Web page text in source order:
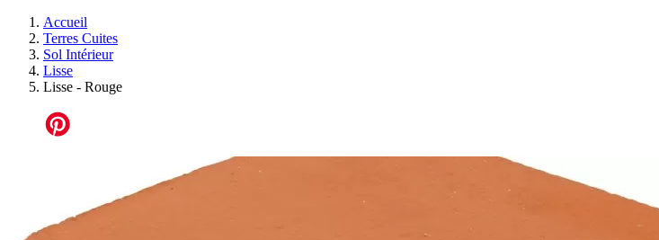
Accueil
Terres Cuites
Sol Intérieur
Lisse
Lisse - Rouge